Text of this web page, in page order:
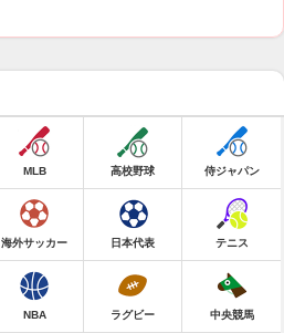
MLB 高校野球 侍ジャパン
海外サッカー 日本代表 テニス
NBA ラグビー 中央競馬